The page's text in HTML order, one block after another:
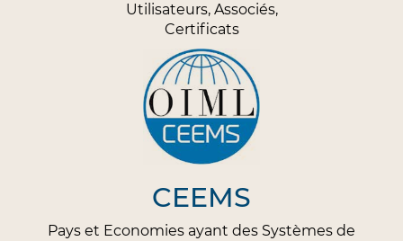
Utilisateurs, Associés,
Certificats
CEEMS
Pays et Economies ayant des Systèmes de